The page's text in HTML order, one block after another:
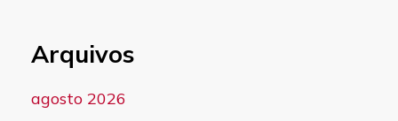
Arquivos
agosto 2026